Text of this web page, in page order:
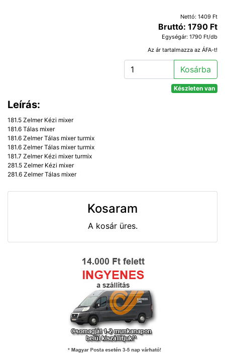
Nettó: 1409 Ft
Bruttó: 1790 Ft
Egységár: 1790 Ft/db
Az ár tartalmazza az ÁFA-t!
Kosárba
Készleten van
Leírás:
181.5 Zelmer Kézi mixer
181.6 Tálas mixer
181.6 Zelmer Tálas mixer turmix
181.6 Zelmer Tálas mixer turmix
181.7 Zelmer Kézi mixer turmix
281.5 Zelmer Kézi mixer
281.6 Zelmer Tálas mixer
Kosaram
A kosár üres.